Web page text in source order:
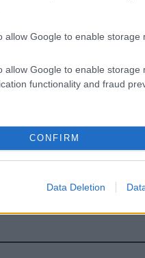
allow Google to enable storage
allow Google to enable storage
functionality and fraud
CONFIRM
Data Deletion
news da
Prossimo